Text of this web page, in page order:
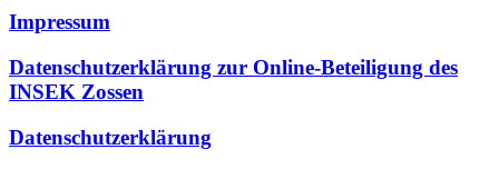
Impressum
Datenschutzerklärung zur Online-Beteiligung des
INSEK Zossen
Datenschutzerklärung